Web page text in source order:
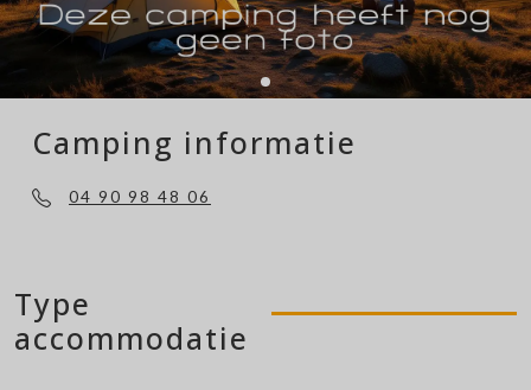
Camping informatie
04 90 98 48 06
Type
accommodatie